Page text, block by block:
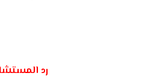
رد